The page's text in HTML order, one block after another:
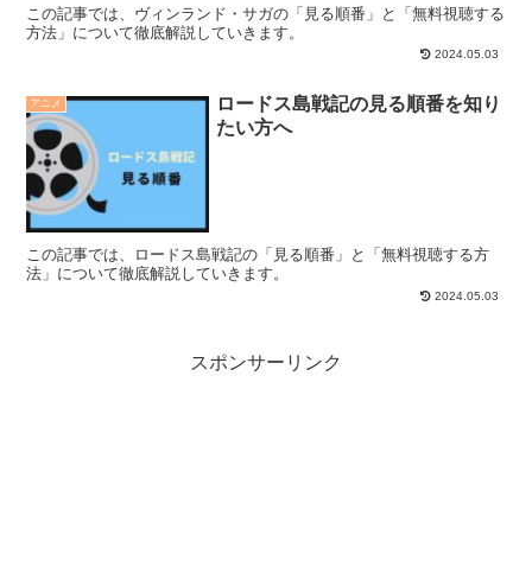
この記事では、ヴィンランド・サガの「見る順番」と「無料視聴する
方法」について徹底解説していきます。
2024.05.03
アニメ
ロードス島戦記の見る順番を知り
たい方へ
この記事では、ロードス島戦記の「見る順番」と「無料視聴する方
法」について徹底解説していきます。
2024.05.03
スポンサーリンク